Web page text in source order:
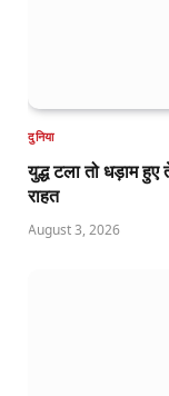
दुनिया
युद्ध टला तो धड़ाम
राहत
August 3, 2026